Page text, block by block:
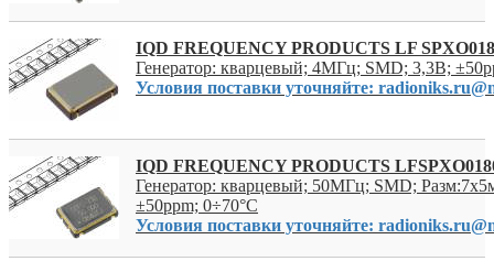
IQD FREQUENCY PRODUCTS LF
Генератор: кварцевый; 4МГц; SMD; 3,3В;
Условия поставки уточняйте:
IQD FREQUENCY PRODUCTS
Генератор: кварцевый; 50МГц; SMD;
±50ppm; 0÷70°C
Условия поставки уточняйте: